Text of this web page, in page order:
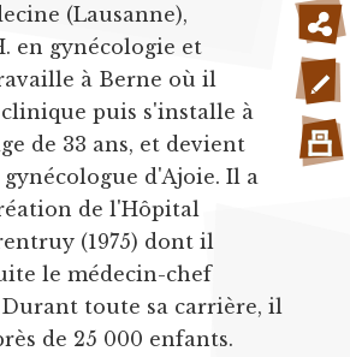
(Lausanne),
en gynécologie et
à Berne où il
puis s'installe à
de 33 ans, et devient
d'Ajoie. Il a
de l'Hôpital
(1975) dont il
le médecin-chef
Durant toute sa carrière, il
de 25 000 enfants.